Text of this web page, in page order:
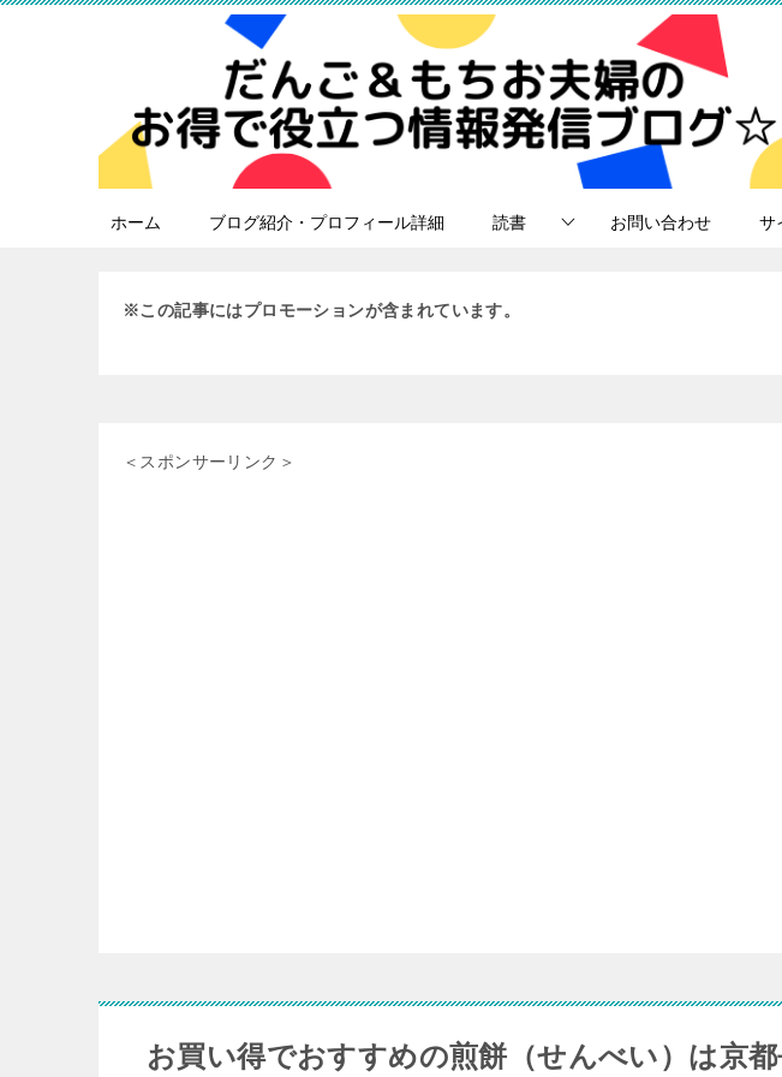
ホーム ブログ紹介・プロフィール詳細 読書 お問い合わせ サ
※この記事にはプロモーションが含まれています。
＜スポンサーリンク＞
お買い得でおすすめの煎餅（せんべい）は京